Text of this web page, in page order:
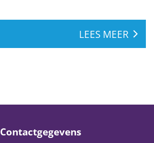
LEES MEER
Contactgegevens